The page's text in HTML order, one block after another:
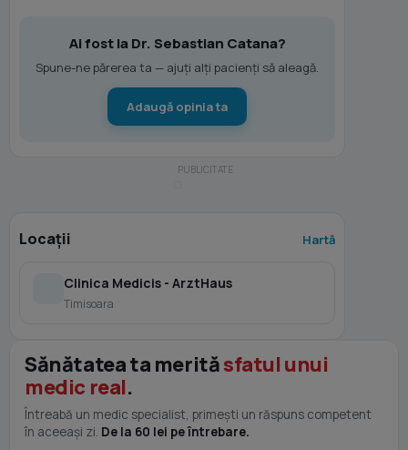
Ai fost la Dr. Sebastian Catana?
Spune-ne părerea ta — ajuți alți pacienți să aleagă.
Adaugă opinia ta
Locații Hartă
Clinica Medicis - ArztHaus
Timisoara
Sănătatea ta merităsfatul unui
medic real.
Întreabă un medic specialist, primești un răspuns competent
în aceeași zi. De la 60 lei pe întrebare.